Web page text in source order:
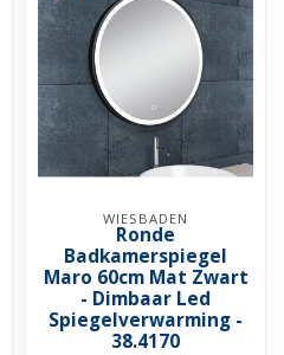
WIESBADEN
Ronde
Badkamerspiegel
Maro 60cm Mat Zwart
- Dimbaar Led
Spiegelverwarming -
38.4170